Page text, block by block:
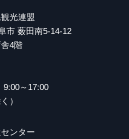
光連盟
市 薮田南5-14-12
4階
9:00～17:00
）
ンター